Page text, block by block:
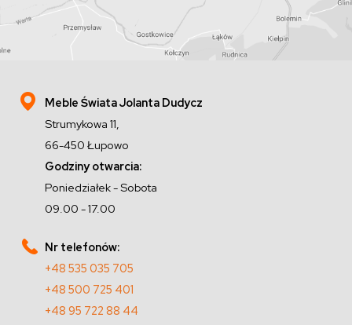
Meble Świata Jolanta Dudycz
Strumykowa 11,
66-450 Łupowo
Godziny otwarcia:
Poniedziałek - Sobota
09.00 - 17.00
Nr telefonów:
+48 535 035 705
+48 500 725 401
+48 95 722 88 44